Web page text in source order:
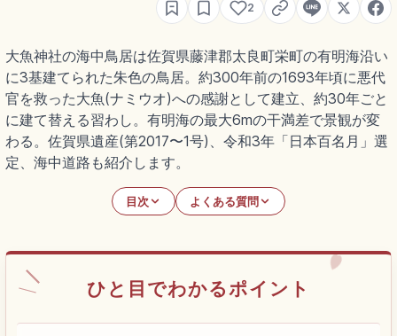
2
大魚神社の海中鳥居は佐賀県藤津郡太良町栄町の有明海沿い
に3基建てられた朱色の鳥居。約300年前の1693年頃に悪代
官を救った大魚(ナミウオ)への感謝として建立、約30年ごと
に建て替える習わし。有明海の最大6mの干満差で景観が変
わる。佐賀県遺産(第2017〜1号)、令和3年「日本百名月」選
定、海中道路も紹介します。
目次 よくある質問
ひと目でわかるポイント